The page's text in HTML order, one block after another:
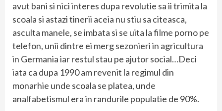
avut bani si nici interes dupa revolutie sa ii trimita la
scoala si astazi tinerii aceia nu stiu sa citeasca,
asculta manele, se imbata si se uita la filme porno pe
telefon, unii dintre ei merg sezonieri in agricultura
in Germania iar restul stau pe ajutor social…Deci
iata ca dupa 1990 am revenit la regimul din
monarhie unde scoala se platea, unde
analfabetismul era in randurile populatie de 90%.